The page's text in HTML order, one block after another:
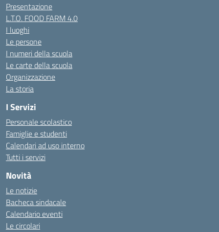
Presentazione
L.T.O. FOOD FARM 4.0
I luoghi
Le persone
I numeri della scuola
Le carte della scuola
Organizzazione
La storia
I Servizi
Personale scolastico
Famiglie e studenti
Calendari ad uso interno
Tutti i servizi
Novità
Le notizie
Bacheca sindacale
Calendario eventi
Le circolari